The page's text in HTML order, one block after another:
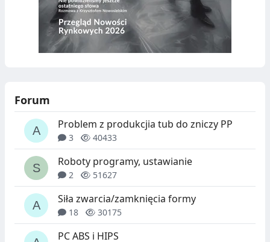
Forum
Problem z produkcjia tub do zniczy PP
3 40433
Roboty programy, ustawianie
2 51627
Siła zwarcia/zamknięcia formy
18 30175
PC ABS i HIPS